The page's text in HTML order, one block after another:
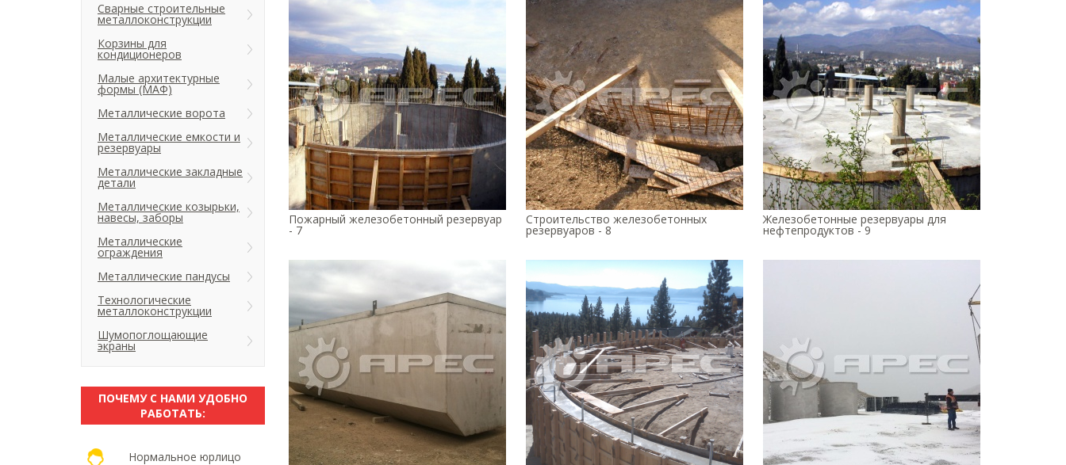
Пожарный железобетонный резервуар
- 7
Строительство железобетонных
резервуаров - 8
Железобетонные резервуары для
нефтепродуктов - 9
Сварные строительные
металлоконструкции
Корзины для
кондиционеров
Малые архитектурные
формы (МАФ)
Металлические ворота
Металлические емкости и
резервуары
Металлические закладные
детали
Металлические козырьки,
навесы, заборы
Металлические
ограждения
Металлические пандусы
Технологические
металлоконструкции
Шумопоглощающие
экраны
ПОЧЕМУ С НАМИ УДОБНО
РАБОТАТЬ:
Нормальное юрлицо